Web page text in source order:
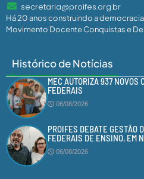
secretaria@proifes.org.br
Há 20 anos construindo a
Movimento Docente Conquistas e
Histórico de Notícias
MEC AUTORIZA 937 NOVOS
FEDERAIS
06/08/2026
PROIFES DEBATE GESTÃO
FEDERAIS DE ENSINO, EM
06/08/2026